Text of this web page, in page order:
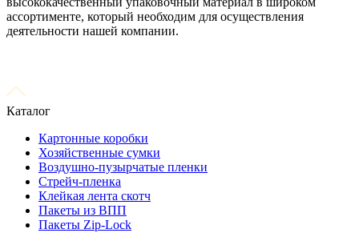
ассортименте, который необходим для осуществления
деятельности нашей компании.
Каталог
Картонные коробки
Хозяйственные сумки
Воздушно-пузырчатые пленки
Стрейч-пленка
Клейкая лента скотч
Пакеты из ВПП
Пакеты Zip-Lock